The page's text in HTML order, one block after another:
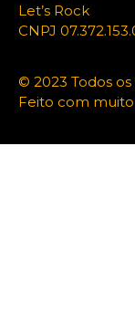
Let’s Rock
CNPJ
© 2023 Todos
Feito com muito